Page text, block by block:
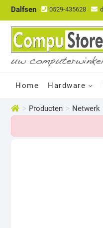
Dalfsen 0529-435628
Home Hardware
> Producten > Netwerk